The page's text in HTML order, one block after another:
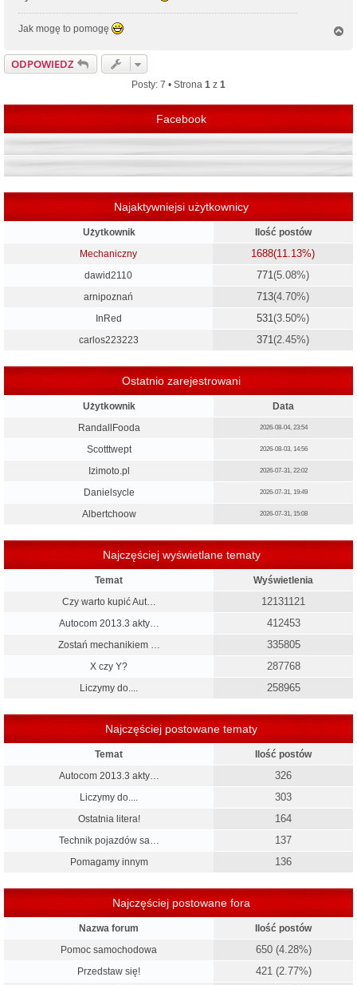
Jak mogę to pomogę
ODPOWIEDZ
Posty: 7 • Strona 1 z 1
Facebook
Najaktywniejsi użytkownicy
Użytkownik
Ilość postów
Mechaniczny
1688(11.13%)
dawid2110 771 (5.08%)
arnipoznań 713(4.70%)
InRed 531 (3.50%)
carlos223223 371 (2.45%)
Ostatnio zarejestrowani
Użytkownik
Data
RandallFooda
2026-08-04, 23:54
Scotttwept 2026-08-03, 14:56
Izimoto.pl 2026-07-31, 22:02
Danielsycle 2026-07-31, 19:49
Albertchoow 2026-07-31, 15:08
Najczęściej wyświetlane tematy
Temat
Wyświetlenia
Czy warto kupić Aut…
12131121
Autocom 2013.3 akty… 412453
Zostań mechanikiem … 335805
X czy Y? 287768
Liczymy do.... 258965
Najczęściej postowane tematy
Temat
Ilość postów
Autocom 2013.3 akty…
326
Liczymy do.... 303
Ostatnia litera! 164
Technik pojazdów sa… 137
Pomagamy innym 136
Najczęściej postowane fora
Nazwa forum
Ilość postów
Pomoc samochodowa
650 (4.28%)
Przedstaw się! 421 (2.77%)